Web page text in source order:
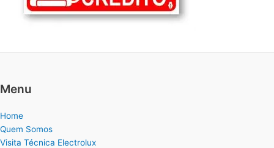
Menu
Home
Quem Somos
Visita Técnica Electrolux